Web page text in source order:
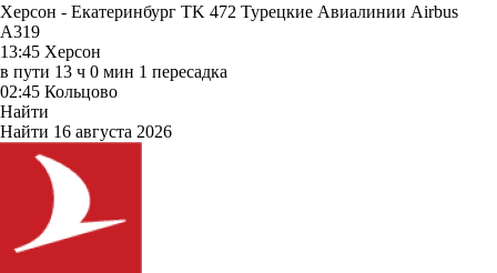
Херсон - Екатеринбург TK 472 Турецкие Авиалинии Airbus
A319
13:45 Херсон
в пути 13 ч 0 мин 1 пересадка
02:45 Кольцово
Найти
Найти 16 августа 2026